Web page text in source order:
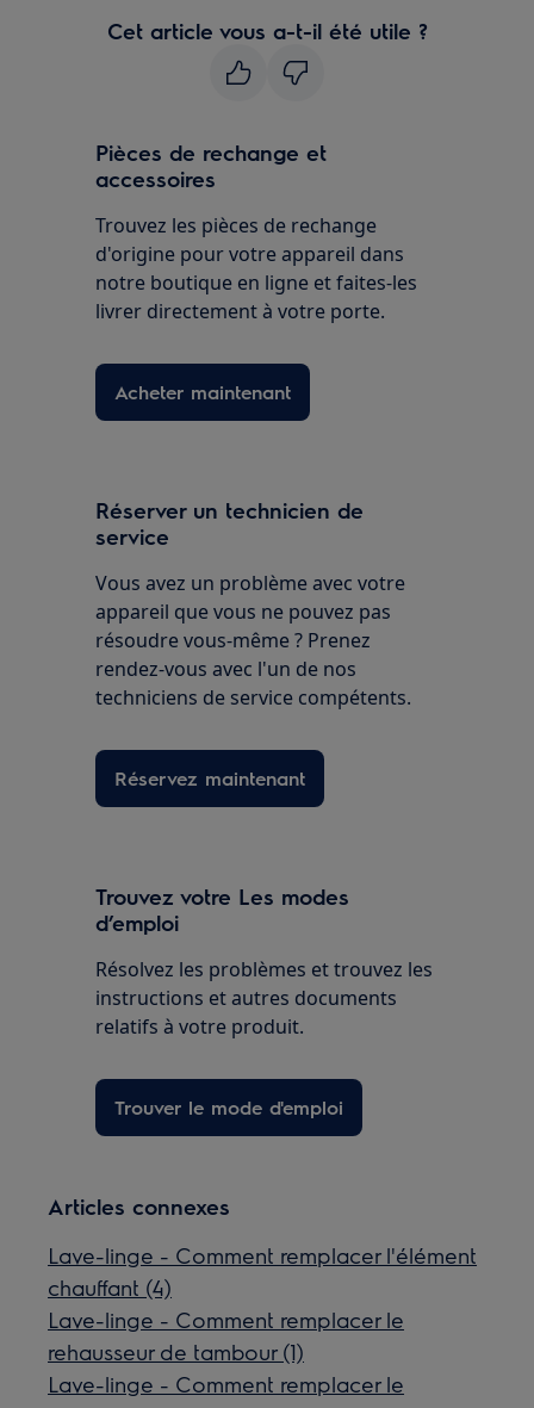
Cet article vous a-t-il été utile ?
Pièces de rechange et
accessoires
Trouvez les pièces de rechange
d'origine pour votre appareil dans
notre boutique en ligne et faites-les
livrer directement à votre porte.
Acheter maintenant
Réserver un technicien de
service
Vous avez un problème avec votre
appareil que vous ne pouvez pas
résoudre vous-même ? Prenez
rendez-vous avec l'un de nos
techniciens de service compétents.
Réservez maintenant
Trouvez votre Les modes
d’emploi
Résolvez les problèmes et trouvez les
instructions et autres documents
relatifs à votre produit.
Trouver le mode d'emploi
Articles connexes
Lave-linge - Comment remplacer l'élément
chauffant (4)
Lave-linge - Comment remplacer le
rehausseur de tambour (1)
Lave-linge - Comment remplacer le